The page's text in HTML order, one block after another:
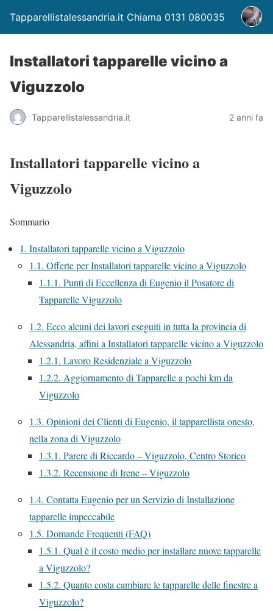
Tapparellistalessandria.it Chiama 0131 080035
Installatori tapparelle vicino a
Viguzzolo
Tapparellistalessandria.it 2 anni fa
Installatori tapparelle vicino a
Viguzzolo
Sommario
1. Installatori tapparelle vicino a Viguzzolo
1.1. Offerte per Installatori tapparelle vicino a Viguzzolo
1.1.1. Punti di Eccellenza di Eugenio il Posatore di
Tapparelle Viguzzolo
1.2. Ecco alcuni dei lavori eseguiti in tutta la provincia di
Alessandria, affini a Installatori tapparelle vicino a Viguzzolo
1.2.1. Lavoro Residenziale a Viguzzolo
1.2.2. Aggiornamento di Tapparelle a pochi km da
Viguzzolo
1.3. Opinioni dei Clienti di Eugenio, il tapparellista onesto,
nella zona di Viguzzolo
1.3.1. Parere di Riccardo – Viguzzolo, Centro Storico
1.3.2. Recensione di Irene – Viguzzolo
1.4. Contatta Eugenio per un Servizio di Installazione
tapparelle impeccabile
1.5. Domande Frequenti (FAQ)
1.5.1. Qual è il costo medio per installare nuove tapparelle
a Viguzzolo?
1.5.2. Quanto costa cambiare le tapparelle delle finestre a
Viguzzolo?